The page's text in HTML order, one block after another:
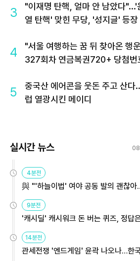
3
"이재명 탄핵, 얼마 안 남았다"...'
열 탄핵' 맞힌 무당, '성지글' 등장
4
"서울 여행하는 꿈 뒤 찾아온 행
327회차 연금복권720+ 당첨번
5
중국산 에어콘을 웃돈 주고 산다
럽 열광시킨 메이디
실시간 뉴스
4분전
與 "'하늘이법' 여야 공동 발의 괜찮
9분전
'캐시딜' 캐시워크 돈 버는 퀴즈, 정답
14분전
관세전쟁 '엔드게임' 윤곽 나오나…한